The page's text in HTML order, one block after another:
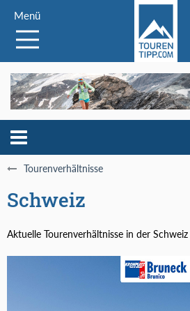
Menü
Tourenverhältnisse
Schweiz
Aktuelle Tourenverhältnisse in der Schweiz